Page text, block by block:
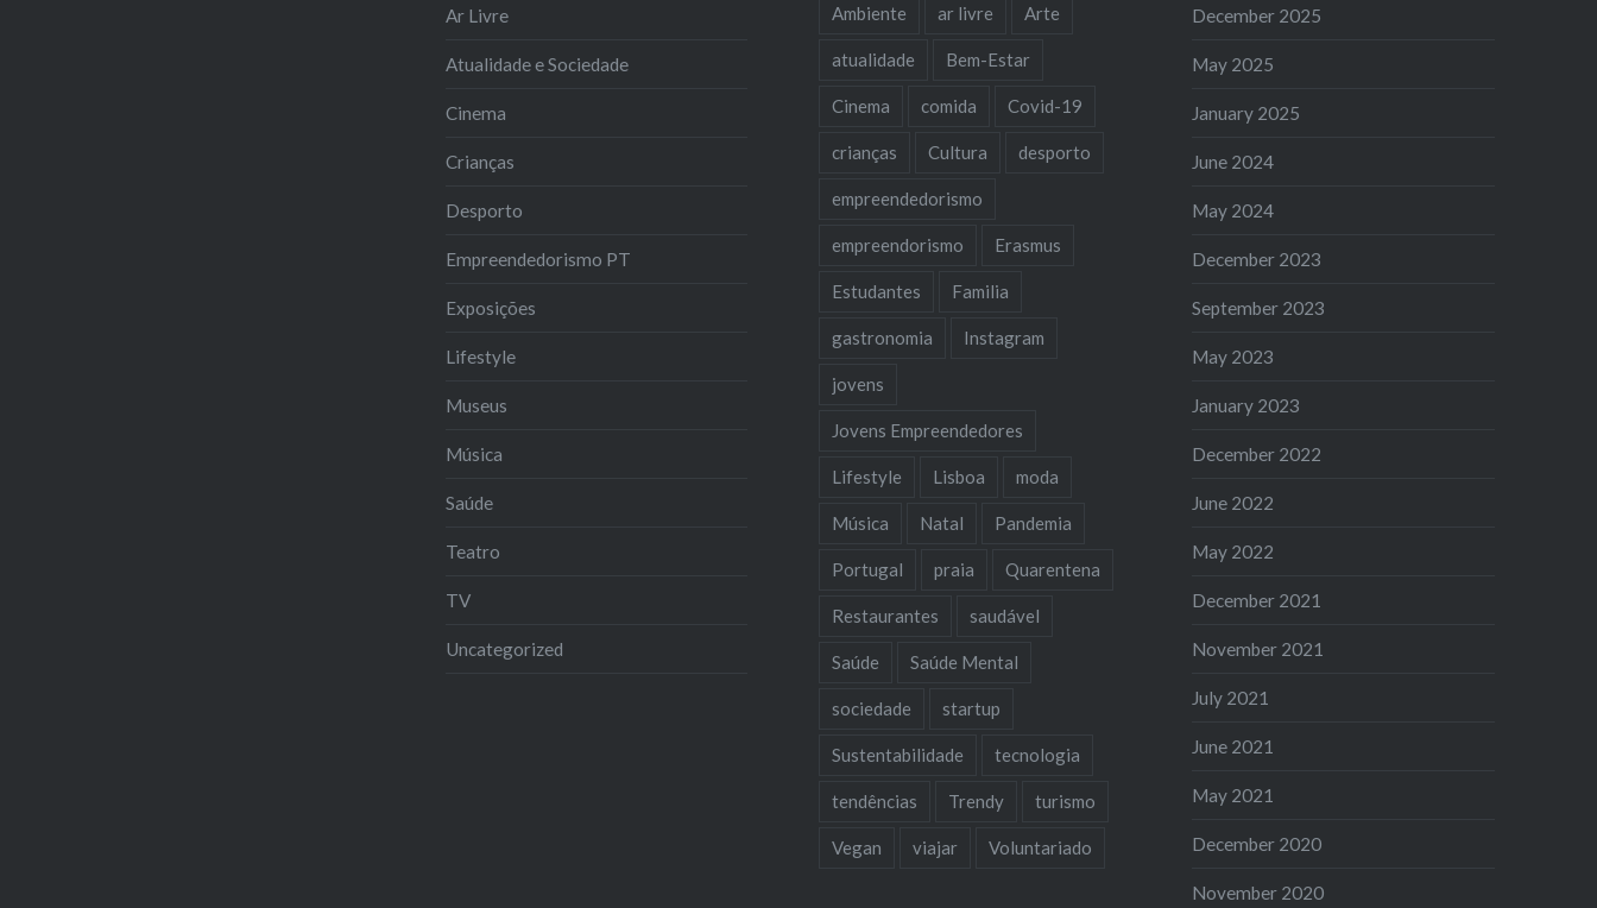
Ar Livre
Atualidade e Sociedade
Cinema
Crianças
Desporto
Empreendedorismo PT
Exposições
Lifestyle
Museus
Música
Saúde
Teatro
TV
Uncategorized
Ambiente ar livre Arte
atualidade Bem-Estar
Cinema comida Covid-19
crianças Cultura desporto
empreendedorismo
empreendorismo Erasmus
Estudantes Familia
gastronomia Instagram
jovens
Jovens Empreendedores
Lifestyle Lisboa moda
Música Natal Pandemia
Portugal praia Quarentena
Restaurantes saudável
Saúde Saúde Mental
sociedade startup
Sustentabilidade tecnologia
tendências Trendy turismo
Vegan viajar Voluntariado
December 2025
May 2025
January 2025
June 2024
May 2024
December 2023
September 2023
May 2023
January 2023
December 2022
June 2022
May 2022
December 2021
November 2021
July 2021
June 2021
May 2021
December 2020
November 2020